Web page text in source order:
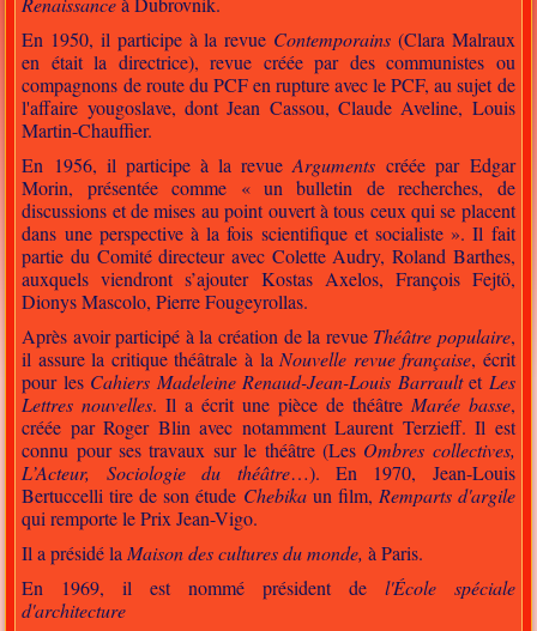
En 1950, il participe à la revue Contemporains(Clara Malraux
en était la directrice), revue créée par des communistes ou
compagnons de route du PCF en rupture avec le PCF, au sujet de
l'affaire yougoslave, dont Jean Cassou, Claude Aveline, Louis
Martin-Chauffier.
En 1956, il participe à la revueArguments créée par Edgar
Morin, présentée comme « un bulletin de recherches, de
discussions et de mises au point ouvert à tous ceux qui se placent
dans une perspective à la fois scientifique et socialiste ». Il fait
partie du Comité directeur avec Colette Audry, Roland Barthes,
auxquels viendront s’ajouter Kostas Axelos, François Fejtö,
Dionys Mascolo, Pierre Fougeyrollas.
Après avoir participé à la création de la revue Théâtre populaire,
il assure la critique théâtrale à laNouvelle revue française, écrit
pour les Cahiers Madeleine Renaud-Jean-Louis Barraultet Les
Lettres nouvelles. Il a écrit une pièce de théâtre Marée basse,
créée par Roger Blin avec notamment Laurent Terzieff. Il est
connu pour ses travaux sur le théâtre (Les Ombres collectives,
L’Acteur, Sociologie du théâtre…). En 1970, Jean-Louis
Bertuccelli tire de son étude Chebikaun film, Remparts d'argile
qui remporte le Prix Jean-Vigo.
Il a présidé laMaison des cultures du monde, à Paris.
En 1969, il est nommé président de l'École spéciale
d'architecture